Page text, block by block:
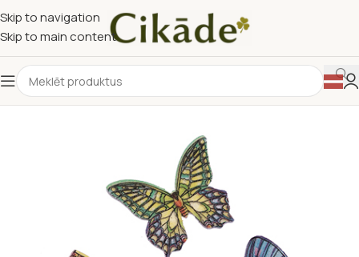
Skip to navigation
Skip to main content